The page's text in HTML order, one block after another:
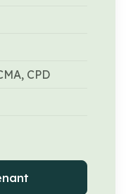
CPD